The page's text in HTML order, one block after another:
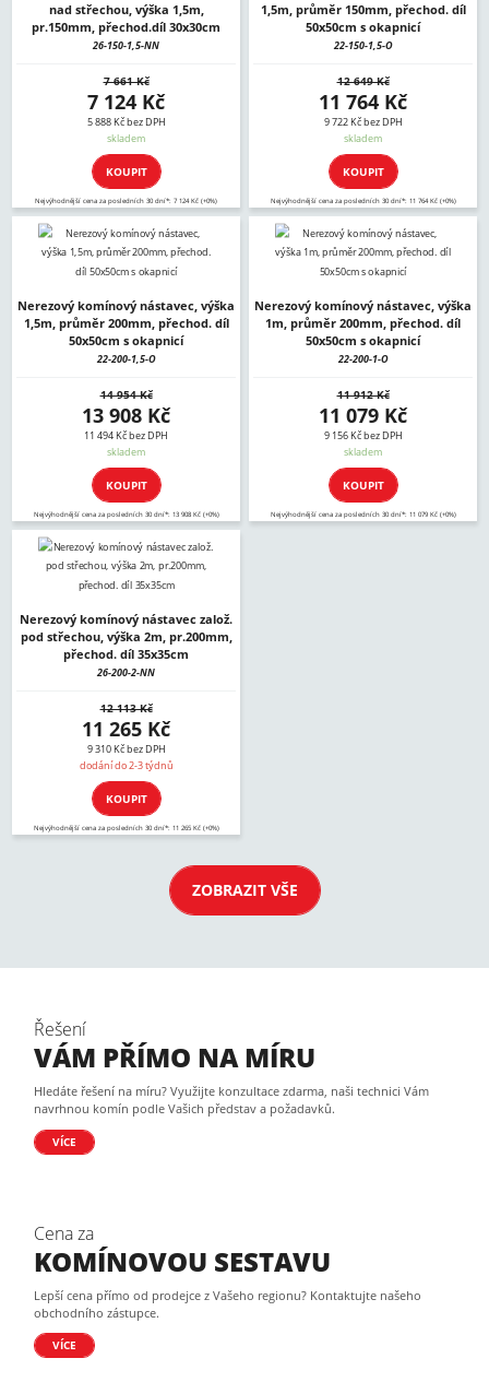
nad střechou, výška 1,5m,
pr.150mm, přechod.díl 30x30cm
26-150-1,5-NN
7 661 Kč
7 124 Kč
5 888 Kč bez DPH
skladem
KOUPIT
Nejvýhodnější cena za posledních 30 dní*: 7 124 Kč (+0%)
1,5m, průměr 150mm, přechod. díl
50x50cm s okapnicí
22-150-1,5-O
12 649 Kč
11 764 Kč
9 722 Kč bez DPH
skladem
KOUPIT
Nejvýhodnější cena za posledních 30 dní*: 11 764 Kč (+0%)
Nerezový komínový nástavec, výška
1,5m, průměr 200mm, přechod. díl
50x50cm s okapnicí
22-200-1,5-O
14 954 Kč
13 908 Kč
11 494 Kč bez DPH
skladem
KOUPIT
Nejvýhodnější cena za posledních 30 dní*: 13 908 Kč (+0%)
Nerezový komínový nástavec, výška
1m, průměr 200mm, přechod. díl
50x50cm s okapnicí
22-200-1-O
11 912 Kč
11 079 Kč
9 156 Kč bez DPH
skladem
KOUPIT
Nejvýhodnější cena za posledních 30 dní*: 11 079 Kč (+0%)
Nerezový komínový nástavec založ.
pod střechou, výška 2m, pr.200mm,
přechod. díl 35x35cm
26-200-2-NN
12 113 Kč
11 265 Kč
9 310 Kč bez DPH
dodání do 2-3 týdnů
KOUPIT
Nejvýhodnější cena za posledních 30 dní*: 11 265 Kč (+0%)
ZOBRAZIT VŠE
Řešení
VÁM PŘÍMO NA MÍRU
Hledáte řešení na míru? Využijte konzultace zdarma, naši technici Vám
navrhnou komín podle Vašich představ a požadavků.
VÍCE
Cena za
KOMÍNOVOU SESTAVU
Lepší cena přímo od prodejce z Vašeho regionu? Kontaktujte našeho
obchodního zástupce.
VÍCE